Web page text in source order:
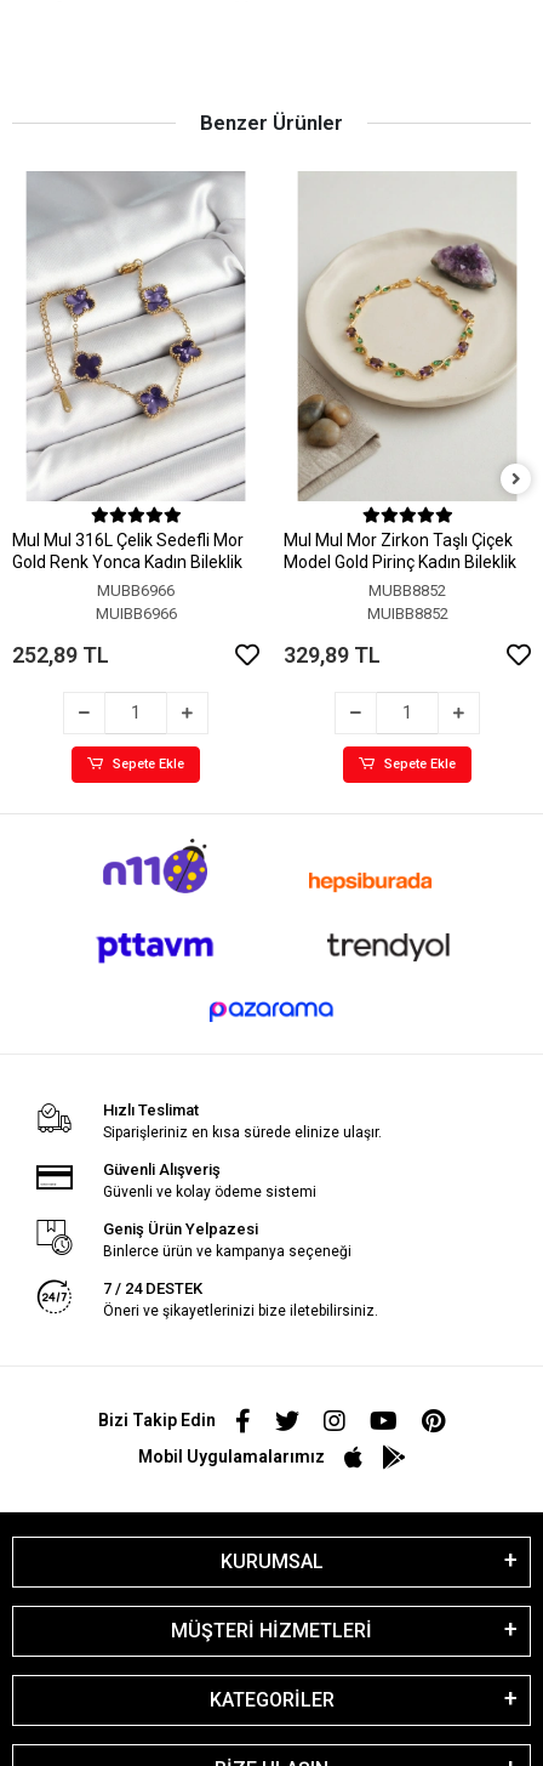
Benzer Ürünler
MuI MuI 316L Çelik Sedefli Mor
Gold Renk Yonca Kadın Bileklik
MUBB6966
MUIBB6966
252,89 TL
Sepete Ekle
MuI MuI Mor Zirkon Taşlı Çiçek
Model Gold Pirinç Kadın Bileklik
MUBB8852
MUIBB8852
329,89 TL
Sepete Ekle
Hızlı Teslimat
Siparişleriniz en kısa sürede elinize ulaşır.
Güvenli Alışveriş
Güvenli ve kolay ödeme sistemi
Geniş Ürün Yelpazesi
Binlerce ürün ve kampanya seçeneği
7 / 24 DESTEK
Öneri ve şikayetlerinizi bize iletebilirsiniz.
Bizi Takip Edin
Mobil Uygulamalarımız
KURUMSAL
MÜŞTERİ HİZMETLERİ
KATEGORİLER